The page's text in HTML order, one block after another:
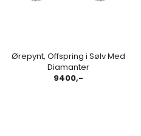
Ørepynt, Offspring i Sølv Med
Diamanter
9400,-